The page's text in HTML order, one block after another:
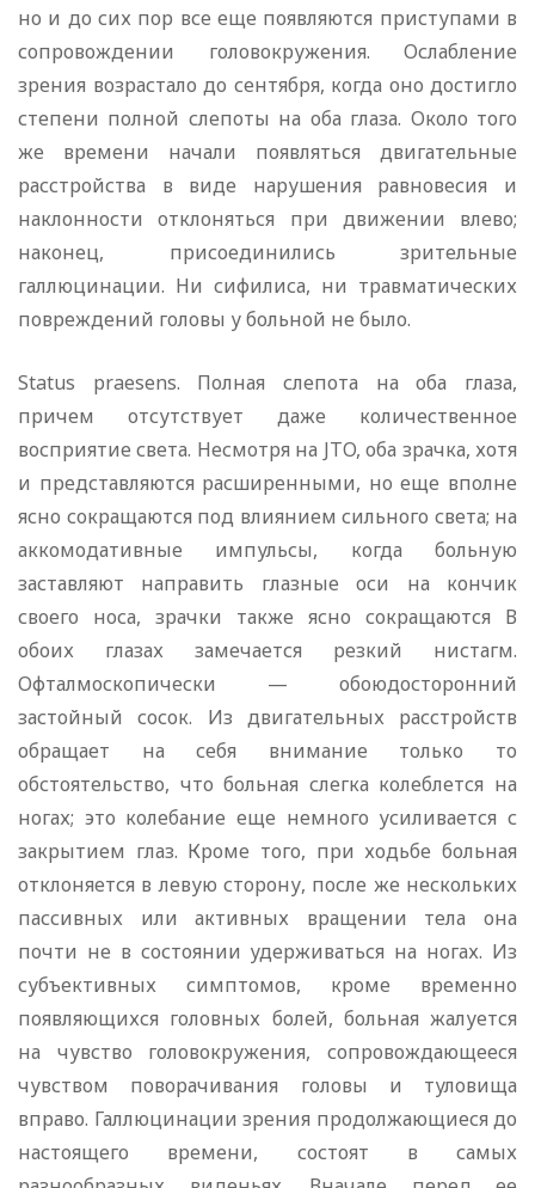
но и до сих пор все еще появляются приступами в
сопровождении головокружения. Ослабление
зрения возрастало до сентября, когда оно достигло
степени полной слепоты на оба глаза. Около того
же времени начали появляться двигательные
расстройства в виде нарушения равновесия и
наклонности отклоняться при движении влево;
наконец, присоединились зрительные
галлюцинации. Ни сифилиса, ни травматических
повреждений головы у больной не было.
Status praesens. Полная слепота на оба глаза,
причем отсутствует даже количественное
восприятие света. Несмотря на JTO, оба зрачка, хотя
и представляются расширенными, но еще вполне
ясно сокращаются под влиянием сильного света; на
аккомодативные импульсы, когда больную
заставляют направить глазные оси на кончик
своего носа, зрачки также ясно сокращаются В
обоих глазах замечается резкий нистагм.
Офталмоскопически — обоюдосторонний
застойный сосок. Из двигательных расстройств
обращает на себя внимание только то
обстоятельство, что больная слегка колеблется на
ногах; это колебание еще немного усиливается с
закрытием глаз. Кроме того, при ходьбе больная
отклоняется в левую сторону, после же нескольких
пассивных или активных вращении тела она
почти не в состоянии удерживаться на ногах. Из
субъективных симптомов, кроме временно
появляющихся головных болей, больная жалуется
на чувство головокружения, сопровождающееся
чувством поворачивания головы и туловища
вправо. Галлюцинации зрения продолжающиеся до
настоящего времени, состоят в самых